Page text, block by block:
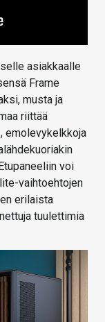
asiakkaalle
Frame
musta ja
riittää
emolevykelkkoja
voi
vaihtoehtojen
erilaista
tuulettimia